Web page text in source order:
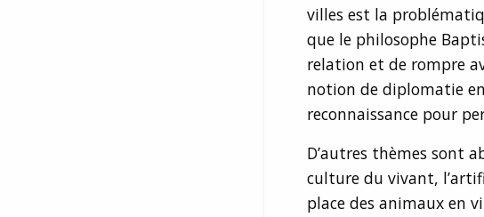
villes est la
que le philosophe
relation et de rompre
notion de diplomatie
reconnaissance pour
D’autres thèmes sont
culture du vivant,
place des animaux en